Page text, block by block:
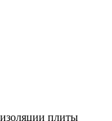
плиты